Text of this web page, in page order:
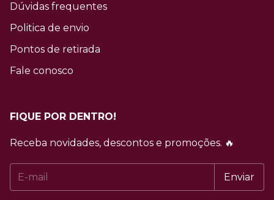
Dúvidas frequentes
Politica de envio
Pontos de retirada
Fale conosco
FIQUE POR DENTRO!
Receba novidades, descontos e promoções. 🔥